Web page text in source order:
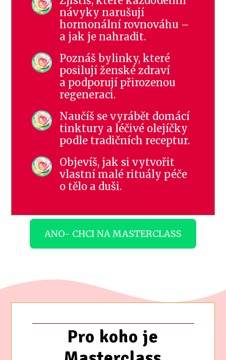
návyky narušují
hormonální rovnováhu –
a jak je nahradit.
Poznáš bylinky, které
posilují ženské zdraví
a podporují přirozenou
regeneraci.
Naučíš se vyrábět domácí
tinktury a léčivé olejíčky
podle tradičních receptur.
Objevíš, jak si vytvořit
vlastní malé rituály péče
o tělo a duši.
ANO- CHCI NA MASTERCLASS
Pro koho je